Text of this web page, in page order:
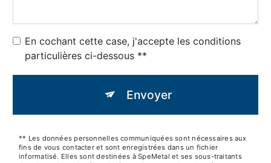
En cochant cette case, j'accepte les conditions
particulières ci-dessous **
Envoyer
** Les données personnelles communiquées sont nécessaires aux
fins de vous contacter et sont enregistrées dans un fichier
informatisé. Elles sont destinées à SpeMetal et ses sous-traitants